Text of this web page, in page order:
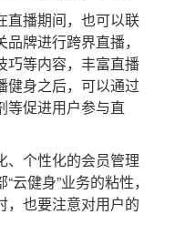
播期间，也可以联
牌进行跨界直播，
巧等内容，丰富直播
健身之后，可以通过
等促进用户参与直
个性化的会员管理
云健身”业务的粘性，
，也要注意对用户的